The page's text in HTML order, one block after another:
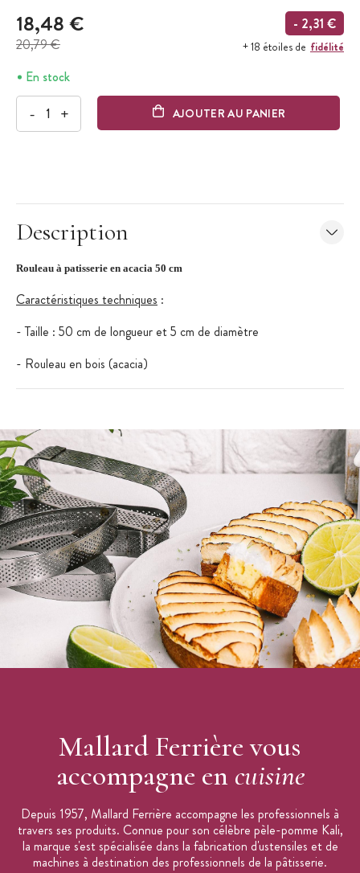
18,48 €
20,79 €
- 2,31 €
+ 18 étoiles de fidélité
En stock
- + AJOUTER AU PANIER
Description
Rouleau à patisserie en acacia 50 cm
Caractéristiques techniques :
- Taille : 50 cm de longueur et 5 cm de diamètre
- Rouleau en bois (acacia)
Mallard Ferrière vous
accompagne en cuisine
Depuis 1957, Mallard Ferrière accompagne les professionnels à
travers ses produits. Connue pour son célèbre pèle-pomme Kali,
la marque s'est spécialisée dans la fabrication d'ustensiles et de
machines à destination des professionnels de la pâtisserie.